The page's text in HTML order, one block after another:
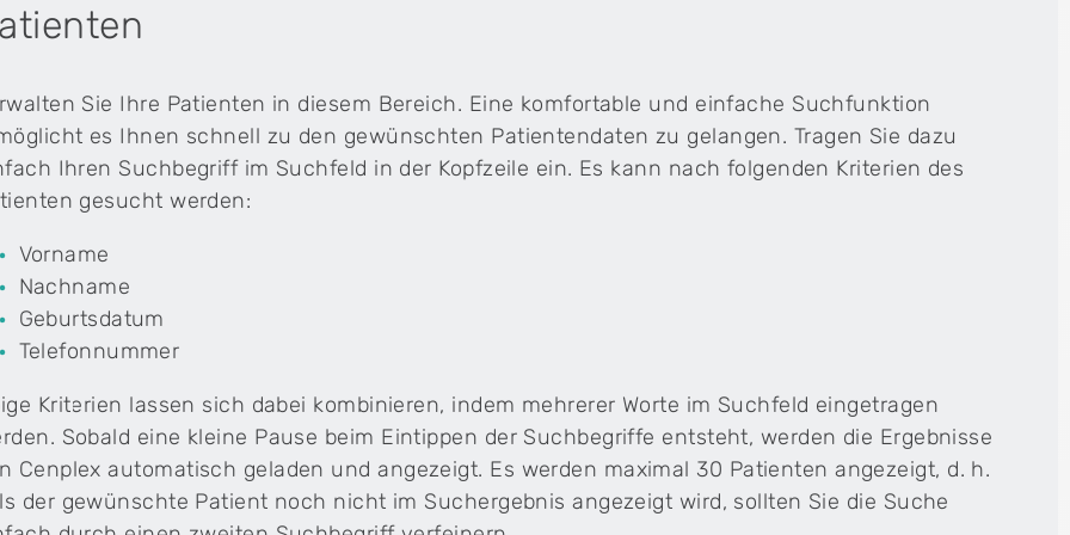
Cenplex Experts
Persönlicher Beratungsservice direkt von unseren
Cenplex-Experten.
Cenplex Website
Deine professionelle Praxiswebsite – modern,
sympathisch und SEO-optimiert.
E-Mail-Vorlagen
HTML-Vorlage für deine Praxis-E-Mails.
freuen sich darauf.
Verwaltungsaufwand.
wristTarif 590 Software für
Komplementärmedizin
Sie Ihre Patienten in diesem Bereich. Eine komfortable und einfache Suchfunktion
es Ihnen schnell zu den gewünschten Patientendaten zu gelangen. Tragen Sie dazu
Ihren Suchbegriff im Suchfeld in der Kopfzeile ein. Es kann nach folgenden Kriterien des
gesucht werden:
Vorname
Nachname
Geburtsdatum
Telefonnummer
Kriterien lassen sich dabei kombinieren, indem mehrerer Worte im Suchfeld eingetragen
Sobald eine kleine Pause beim Eintippen der Suchbegriffe entsteht, werden die Ergebnisse
Cenplex automatisch geladen und angezeigt. Es werden maximal 30 Patienten angezeigt, d. h.
der gewünschte Patient noch nicht im Suchergebnis angezeigt wird, sollten Sie die Suche